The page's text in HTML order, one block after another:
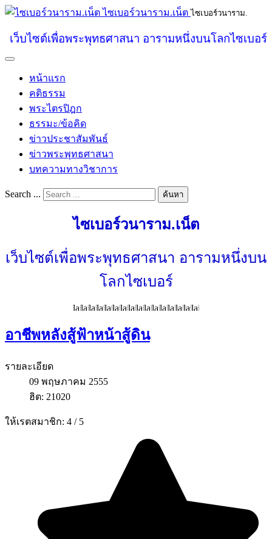
ไซเบอร์วนาราม.เน็ต ไซเบอร์วนาราม.
เว็บไซต์เพื่อพระพุทธศาสนา อารามหนึ่งบนโลกไซเบอร์
หน้าแรก
คติธรรม
พระไตรปิฎก
ธรรมะ/ข้อคิด
ข่าวประชาสัมพันธ์
ข่าวพระพุทธศาสนา
บทความทางวิชาการ
Search ... ค้นหา
ไซเบอร์วนาราม.เน็ต
เว็บไซต์เพื่อพระพุทธศาสนา อารามหนึ่งบน
โลกไซเบอร์
อาชีพหลังสู้ฟ้าหน้าสู้ดิน
รายละเอียด
09 พฤษภาคม 2555
ฮิต: 21020
ให้เรตสมาชิก: 4 / 5